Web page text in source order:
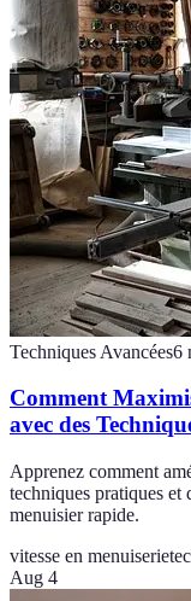
Techniques Avancées6
Comment
avec des
Apprenez comment
techniques pratiques et
menuisier rapide.
vitesse en menuiserie
Aug 4